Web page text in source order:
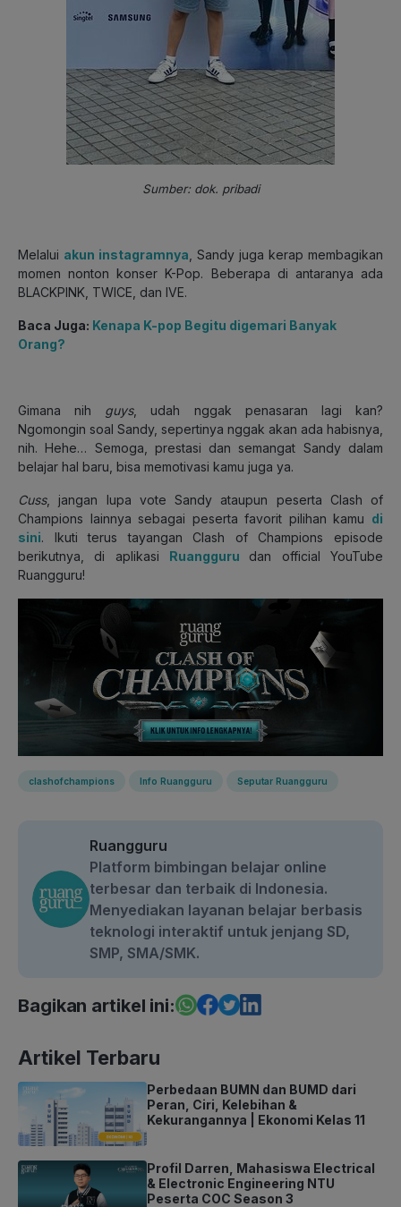
Sumber: dok. pribadi
Melalui akun instagramnya , Sandy juga kerap membagikan
momen nonton konser K-Pop. Beberapa di antaranya ada
BLACKPINK, TWICE, dan IVE.
Baca Juga: Kenapa K-pop Begitu digemari Banyak
Orang?
Gimana nih guys, udah nggak penasaran lagi kan?
Ngomongin soal Sandy, sepertinya nggak akan ada habisnya,
nih. Hehe… Semoga, prestasi dan semangat Sandy dalam
belajar hal baru, bisa memotivasi kamu juga ya.
Cuss, jangan lupa vote Sandy ataupun peserta Clash of
Champions lainnya sebagai peserta favorit pilihan kamu di
sini. Ikuti terus tayangan Clash of Champions episode
berikutnya, di aplikasi Ruangguru
dan official YouTube
Ruangguru!
clashofchampions Info Ruangguru Seputar Ruangguru
Ruangguru
Platform bimbingan belajar online
terbesar dan terbaik di Indonesia.
Menyediakan layanan belajar berbasis
teknologi interaktif untuk jenjang SD,
SMP, SMA/SMK.
Bagikan artikel ini:
Artikel Terbaru
Perbedaan BUMN dan BUMD dari
Peran, Ciri, Kelebihan &
Kekurangannya | Ekonomi Kelas 11
Profil Darren, Mahasiswa Electrical
& Electronic Engineering NTU
Peserta COC Season 3